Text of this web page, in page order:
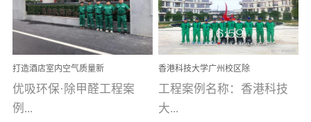
产产品都经过严格的质检
程序；生产车间为优吸总
部和全国分支机构生产光
触媒、净醛王、祛味剂等
优吸系列产品，保质保量
完成生产任务，确保全国
内空气治理项目深圳安居
乐寓 深圳市安居乐寓
为深圳安居集团旗下城...
小学(珠江湾校区)项目地
址：广州市南沙区海滨路
南沙珠江湾江门市蓬江区
禾...
打造酒店室内空气质量新
标杆——优吸环保·标杆之
作：东莞美豪雅致酒店室
内空气治理工程纪实
优吸环保·除甲醛工程案
例...
香港科技大学广州校区除
甲醛项目圆满完成
工程案例名称：香港科技
大...